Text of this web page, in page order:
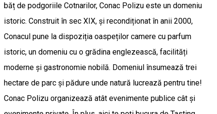
băț de podgoriile Cotnarilor, Conac Polizu este un domeniu
istoric. Construit în sec XIX, și recondiționat în anii 2000,
Conacul pune la dispoziția oaspeților camere cu parfum
istoric, un domeniu cu o grădina englezească, facilități
moderne și gastronomie nobilă. Domeniul însumează trei
hectare de parc și pădure unde natură lucrează pentru tine!
Conac Polizu organizează atât evenimente publice cât și